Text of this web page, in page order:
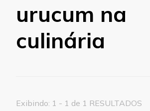
urucum na
culinária
Exibindo: 1 - 1 de 1 RESULTADOS